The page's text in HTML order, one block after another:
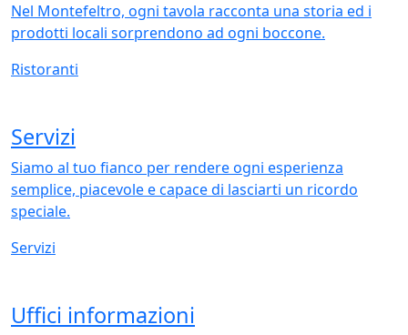
Nel Montefeltro, ogni tavola racconta una storia ed i
prodotti locali sorprendono ad ogni boccone.
Ristoranti
Servizi
Siamo al tuo fianco per rendere ogni esperienza
semplice, piacevole e capace di lasciarti un ricordo
speciale.
Servizi
Uffici informazioni